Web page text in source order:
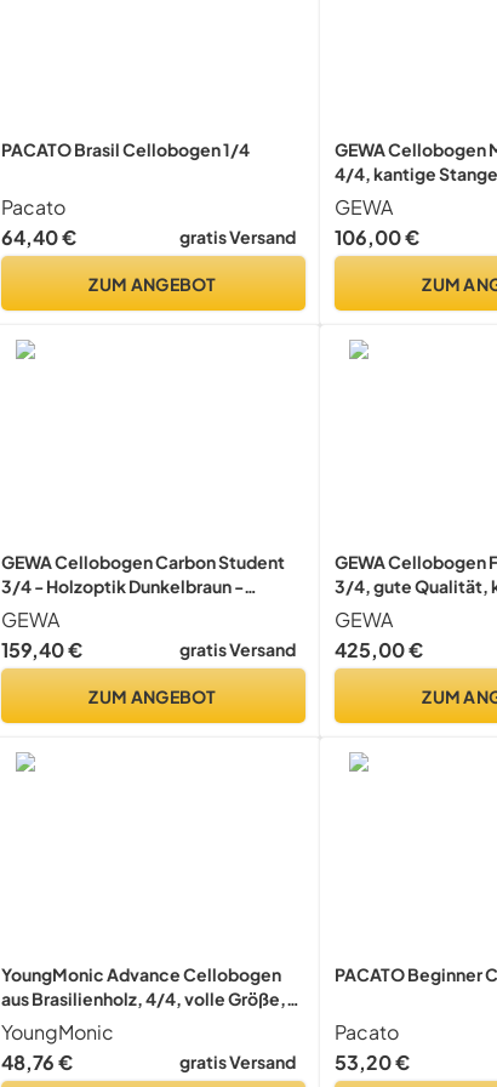
PACATO Brasil Cellobogen 1/4
Pacato
64,40 €
gratis Versand
ZUM ANGEBOT
GEWA Cellobogen
4/4, kantige
Stange 4/4
GEWA
106,00 €
ZUM
GEWA Cellobogen Carbon Student
3/4 - Holzoptik Dunkelbraun -
Ebenholzfrosch - Naturhaar
GEWA
159,40 €
gratis Versand
ZUM ANGEBOT
GEWA Cellobogen
3/4, gute Qualität,
kantige Stange,
GEWA
425,00 €
ZUM
YoungMonic Advance Cellobogen
aus Brasilienholz, 4/4, volle Größe,
Frosch, natürliche Schleife,
Haarschleifen für Cello (4/4
Cellobogen)
YoungMonic
48,76 €
gratis Versand
PACATO Beginner
Pacato
53,20 €